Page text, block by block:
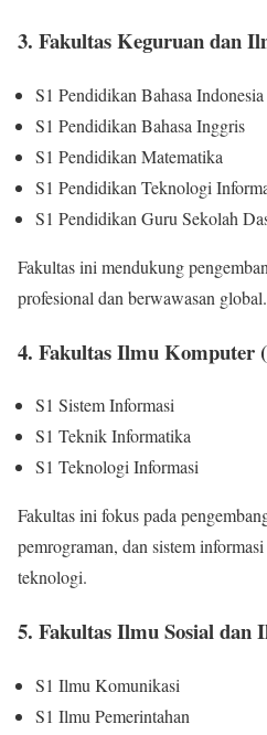
3. Fakultas Keguruan dan
S1 Pendidikan Bahasa Indonesia
S1 Pendidikan Bahasa Inggris
S1 Pendidikan Matematika
S1 Pendidikan Teknologi
S1 Pendidikan Guru Sekolah
Fakultas ini mendukung
profesional dan berwawasan global.
4. Fakultas Ilmu
S1 Sistem Informasi
S1 Teknik Informatika
S1 Teknologi Informasi
Fakultas ini fokus pada
pemrograman, dan sistem
teknologi.
5. Fakultas Ilmu Sosial
S1 Ilmu Komunikasi
S1 Ilmu Pemerintahan